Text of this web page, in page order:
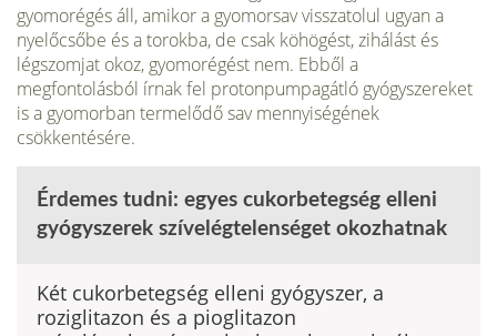
gyomorégés áll, amikor a gyomorsav visszatolul ugyan a
nyelőcsőbe és a torokba, de csak köhögést, zihálást és
légszomjat okoz, gyomorégést nem. Ebből a
megfontolásból írnak fel protonpumpagátló gyógyszereket
is a gyomorban termelődő sav mennyiségének
csökkentésére.
Érdemes tudni: egyes cukorbetegség elleni
gyógyszerek szívelégtelenséget okozhatnak
Két cukorbetegség elleni gyógyszer, a
roziglitazon és a pioglitazon